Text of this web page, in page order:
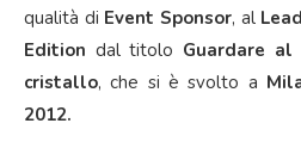
qualità di Event Sponsor, al
Edition dal titolo Guardare
cristallo, che si è svolto a
2012.